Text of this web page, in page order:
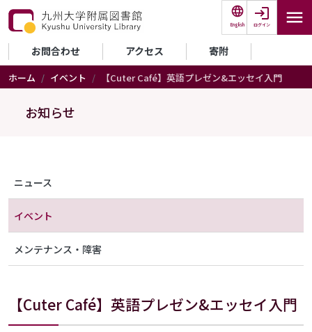
メインコンテンツに移動
English ログイン
セカンダリーメニュー
お問合わせ アクセス 寄附
ホーム イベント 【Cuter Café】英語プレゼン&エッセイ入門
お知らせ
【Cuter Café】英語プレゼン&エッセイ入門
ニュース
イベント
メンテナンス・障害